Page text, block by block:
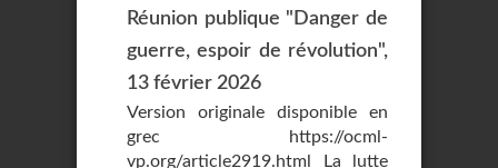
Réunion publique "Danger de
guerre, espoir de révolution",
13 février 2026
Version originale disponible en
grec https://ocml-
vp.org/article2919.html La lutte